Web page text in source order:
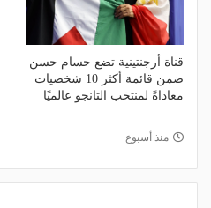
قناة أرجنتينية تضع حسام حسن
ضمن قائمة أكثر 10 شخصيات
معاداةً لمنتخب التانجو عالميًا
منذ أسبوع